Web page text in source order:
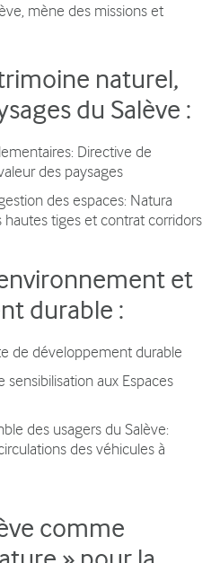
mène des missions et
naturel,
du Salève :
Directive de
des paysages
des espaces: Natura
tiges et contrat corridors
et
durable :
de développement durable
sensibilisation aux Espaces
des usagers du Salève:
des véhicules à
comme